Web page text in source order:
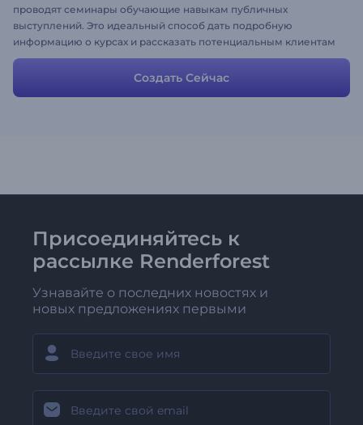
проводят семинары обучающие навыкам публичных
выступлений. Это идеальный способ дать подробную
информацию о курсах и рассказать потенциальным клиентам
о том как зарегистрироваться.
Создать Сейчас
Присоединяйтесь к
рассылке Renderforest
Узнавайте о последних новостях и
новых предложениях первыми